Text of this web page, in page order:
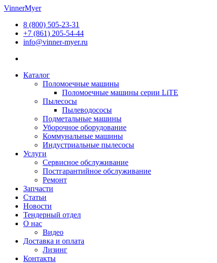
Перейти
содержимому
VinnerMyer
8 (800) 505-23-31
+7 (861) 205-54-44
info@vinner-myer.ru
Каталог
Поломоечные машины
Поломоечные машины серии LiTE
Пылесосы
Пылеводососы
Подметальные машины
Уборочное оборудование
Коммунальные машины
Индустриальные пылесосы
Услуги
Сервисное обслуживание
Постгарантийное обслуживание
Ремонт
Запчасти
Статьи
Новости
Тендерный отдел
О нас
Видео
Доставка и оплата
Лизинг
Контакты